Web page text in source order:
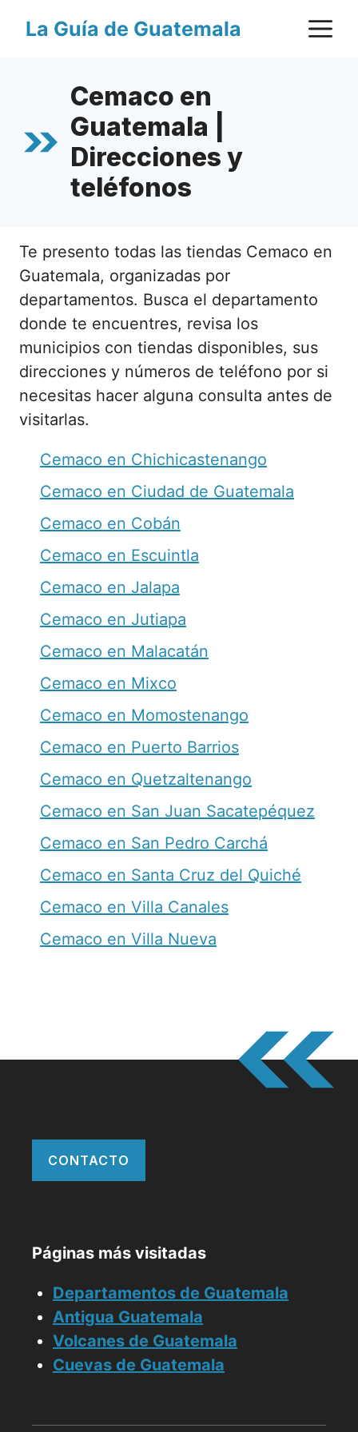
La Guía de Guatemala
Cemaco en
Guatemala |
Direcciones y
teléfonos
Te presento todas las tiendas Cemaco en
Guatemala, organizadas por
departamentos. Busca el departamento
donde te encuentres, revisa los
municipios con tiendas disponibles, sus
direcciones y números de teléfono por si
necesitas hacer alguna consulta antes de
visitarlas.
Cemaco en Chichicastenango
Cemaco en Ciudad de Guatemala
Cemaco en Cobán
Cemaco en Escuintla
Cemaco en Jalapa
Cemaco en Jutiapa
Cemaco en Malacatán
Cemaco en Mixco
Cemaco en Momostenango
Cemaco en Puerto Barrios
Cemaco en Quetzaltenango
Cemaco en San Juan Sacatepéquez
Cemaco en San Pedro Carchá
Cemaco en Santa Cruz del Quiché
Cemaco en Villa Canales
Cemaco en Villa Nueva
CONTACTO
Páginas más visitadas
Departamentos de Guatemala
Antigua Guatemala
Volcanes de Guatemala
Cuevas de Guatemala